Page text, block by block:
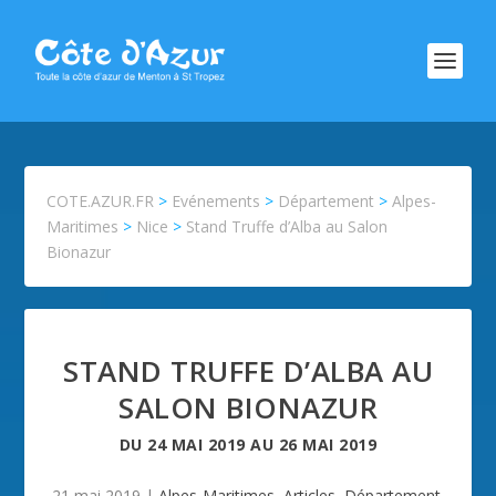
COTE.AZUR.FR > Evénements > Département >Alpes-
Maritimes > Nice > Stand Truffe d’Alba au Salon
Bionazur
STAND TRUFFE D’ALBA AU
SALON BIONAZUR
DU 24 MAI 2019 AU 26 MAI 2019